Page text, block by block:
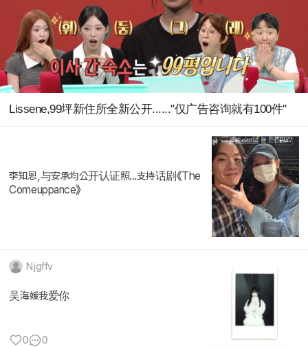
Lissene,99坪新住所全新公开......"仅广告咨询就有100件"
李知恩,与安承均公开认证照...支持话剧《The
Comeuppance》
Njgffv
吴海媛我爱你
0 0